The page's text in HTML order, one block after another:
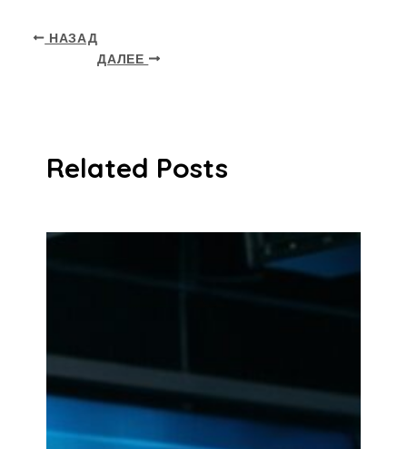
НАЗАД
ДАЛЕЕ
Related Posts